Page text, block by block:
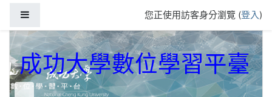
您正使用訪客身分瀏覽 (登入)
成功大學數位學習平臺